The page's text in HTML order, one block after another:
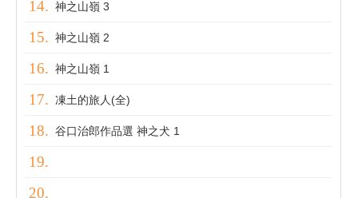
神之山嶺 3
神之山嶺 2
神之山嶺 1
凍土的旅人(全)
谷口治郎作品選 神之犬 1